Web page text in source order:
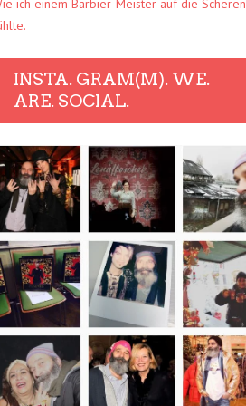
ich einem Barbier-Meister auf die Scheren
INSTA. GRAM(M). WE.
ARE. SOCIAL.